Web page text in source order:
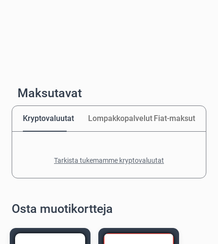
Maksutavat
Kryptovaluutat Lompakkopalvelut Fiat-maksut
Tarkista tukemamme kryptovaluutat
Osta muotikortteja